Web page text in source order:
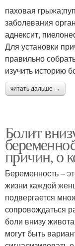
паховая
заболевания
аднексит,
Для установки
правильно
изучить историю
читать дальше →
Болит
причин, о
Беременность –
жизни каждой
подвергается
сопровождаться
боли внизу
могут быть